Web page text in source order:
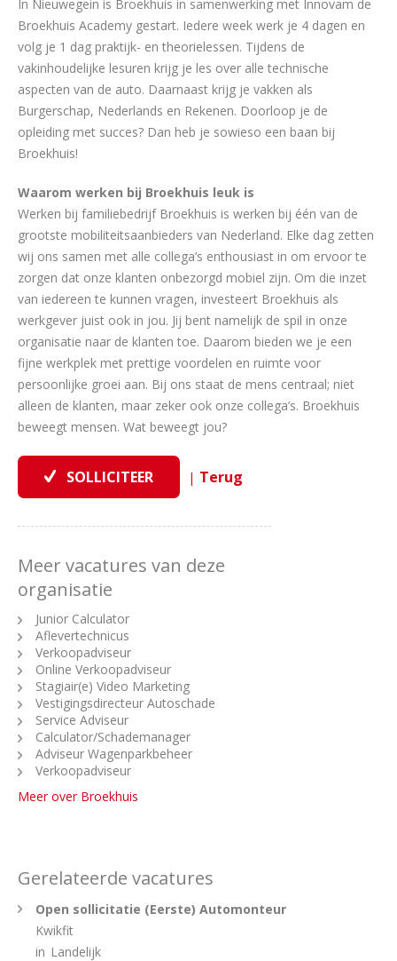
In Nieuwegein is Broekhuis in samenwerking met Innovam de
Broekhuis Academy gestart. Iedere week werk je 4 dagen en
volg je 1 dag praktijk- en theorielessen. Tijdens de
vakinhoudelijke lesuren krijg je les over alle technische
aspecten van de auto. Daarnaast krijg je vakken als
Burgerschap, Nederlands en Rekenen. Doorloop je de
opleiding met succes? Dan heb je sowieso een baan bij
Broekhuis!
Waarom werken bij Broekhuis leuk is
Werken bij familiebedrijf Broekhuis is werken bij één van de
grootste mobiliteitsaanbieders van Nederland. Elke dag zetten
wij ons samen met alle collega’s enthousiast in om ervoor te
zorgen dat onze klanten onbezorgd mobiel zijn. Om die inzet
van iedereen te kunnen vragen, investeert Broekhuis als
werkgever juist ook in jou. Jij bent namelijk de spil in onze
organisatie naar de klanten toe. Daarom bieden we je een
fijne werkplek met prettige voordelen en ruimte voor
persoonlijke groei aan. Bij ons staat de mens centraal; niet
alleen de klanten, maar zeker ook onze collega’s. Broekhuis
beweegt mensen. Wat beweegt jou?
|
Meer vacatures van deze
organisatie
Junior Calculator
Aflevertechnicus
Verkoopadviseur
Online Verkoopadviseur
Stagiair(e) Video Marketing
Vestigingsdirecteur Autoschade
Service Adviseur
Calculator/Schademanager
Adviseur Wagenparkbeheer
Verkoopadviseur
Meer over Broekhuis
Gerelateerde vacatures
Open sollicitatie (Eerste) Automonteur
Kwikfit
in Landelijk